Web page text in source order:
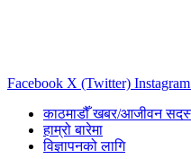
Facebook X (Twitter) Instagram
काठमाडौँ खबर/आजीवन
हाम्रो बारेमा
विज्ञापनको लागि